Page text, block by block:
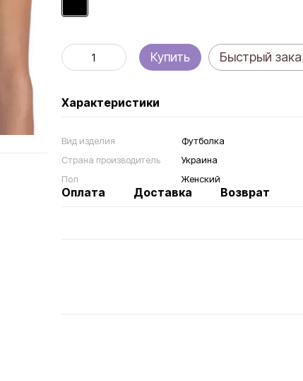
Купить Быстрый
Характеристики
Вид изделия
Футболка
Страна производитель
Украина
Пол
Женский
Оплата Доставка Возврат